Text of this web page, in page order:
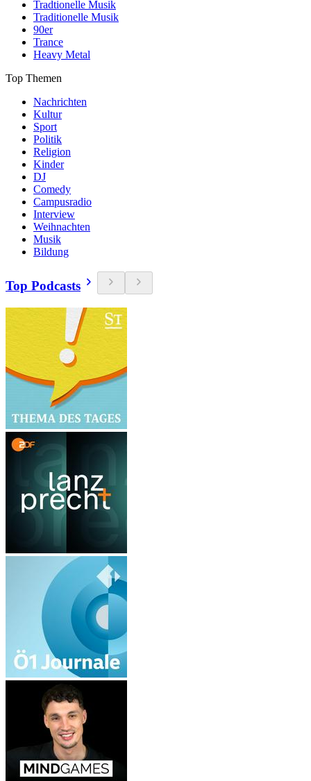
Tradtionelle Musik
Traditionelle Musik
90er
Trance
Heavy Metal
Top Themen
Nachrichten
Kultur
Sport
Politik
Religion
Kinder
DJ
Comedy
Campusradio
Interview
Weihnachten
Musik
Bildung
Top Podcasts